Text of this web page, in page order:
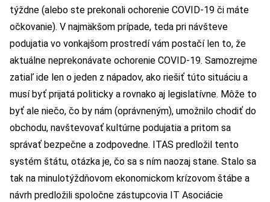
týždne (alebo ste prekonali ochorenie COVID-19 či máte
očkovanie). V najmäkšom prípade, teda pri návšteve
podujatia vo vonkajšom prostredí vám postačí len to, že
aktuálne neprekonávate ochorenie COVID-19. Samozrejme
zatiaľ ide len o jeden z nápadov, ako riešiť túto situáciu a
musí byť prijatá politicky a rovnako aj legislatívne. Môže to
byť ale niečo, čo by nám (oprávneným), umožnilo chodiť do
obchodu, navštevovať kultúrne podujatia a pritom sa
správať bezpečne a zodpovedne. ITAS predložil tento
systém štátu, otázka je, čo sa s ním naozaj stane. Stalo sa
tak na minulotýždňovom ekonomickom krízovom štábe a
návrh predložili spoločne zástupcovia IT Asociácie